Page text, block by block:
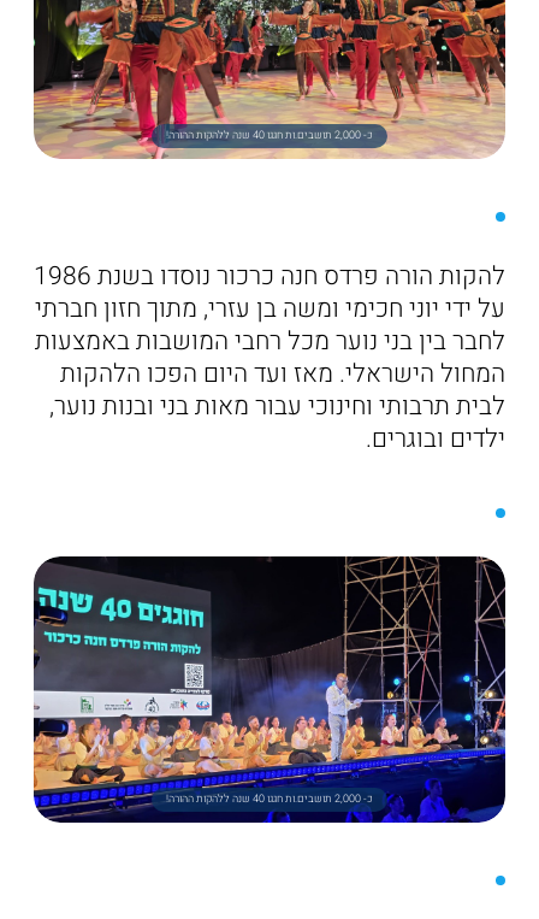
כ- 2,000 תושבים.ות חגגו 40 שנה ללהקות ההורה!
להקות הורה פרדס חנה כרכור נוסדו בשנת 1986
על ידי יוני חכימי ומשה בן עזרי, מתוך חזון חברתי
לחבר בין בני נוער מכל רחבי המושבות באמצעות
המחול הישראלי. מאז ועד היום הפכו הלהקות
לבית תרבותי וחינוכי עבור מאות בני ובנות נוער,
ילדים ובוגרים.
כ- 2,000 תושבים.ות חגגו 40 שנה ללהקות ההורה!